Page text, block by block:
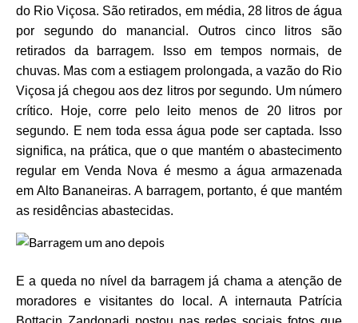
do Rio Viçosa. São retirados, em média, 28 litros de água
por segundo do manancial. Outros cinco litros são
retirados da barragem. Isso em tempos normais, de
chuvas. Mas com a estiagem prolongada, a vazão do Rio
Viçosa já chegou aos dez litros por segundo. Um número
crítico. Hoje, corre pelo leito menos de 20 litros por
segundo. E nem toda essa água pode ser captada. Isso
significa, na prática, que o que mantém o abastecimento
regular em Venda Nova é mesmo a água armazenada
em Alto Bananeiras. A barragem, portanto, é que mantém
as residências abastecidas.
E a queda no nível da barragem já chama a atenção de
moradores e visitantes do local. A internauta Patrícia